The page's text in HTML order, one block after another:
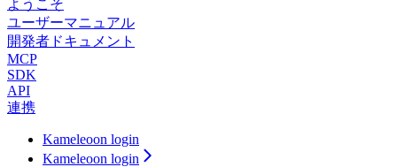
ようこそ
ユーザーマニュアル
開発者ドキュメント
MCP
SDK
API
連携
Kameleoon login
Kameleoon login